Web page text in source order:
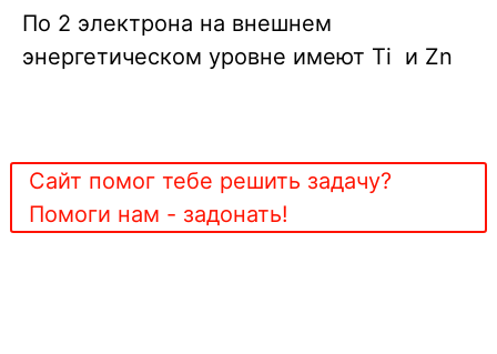
По 2 электрона на внешнем
энергетическом уровне имеют Ti и Zn
Сайт помог тебе решить задачу?
Помоги нам - задонать!